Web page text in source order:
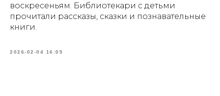
воскресеньям. Библиотекари с детьми
прочитали рассказы, сказки и познавательные
книги.
2026-02-04 16:05